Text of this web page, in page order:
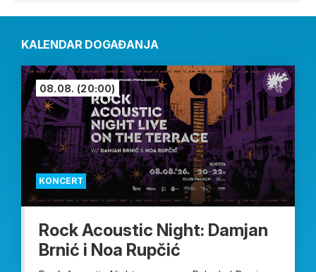
KALENDAR DOGAĐANJA
KONCERT
08.08. (20:00)
Rock Acoustic Night: Damjan
Brnić i Noa Rupčić